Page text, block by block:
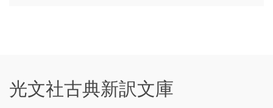
光文社古典新訳文庫